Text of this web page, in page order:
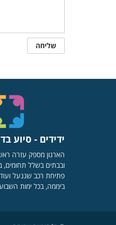
ידידים - סיוע
הארגון מספק עזרה
ובבתים בשלל
ביממה, בכל ימות